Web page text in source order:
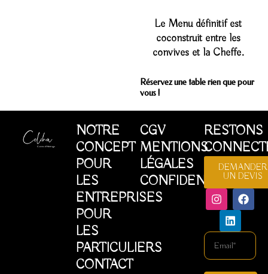
Le Menu définitif est
coconstruit entre les
convives et la Cheffe.
Réservez une table rien que pour
vous !
NOTRE
CONCEPT
POUR
LES
ENTREPRISES
POUR
LES
PARTICULIERS
CONTACT
CGV
MENTIONS
LÉGALES
CONFIDENTIALITÉ
RESTONS
DEMANDER
UN DEVIS
I
n
s
a
g
r
F
a
b
o
L
n
k
e
d
i
Email